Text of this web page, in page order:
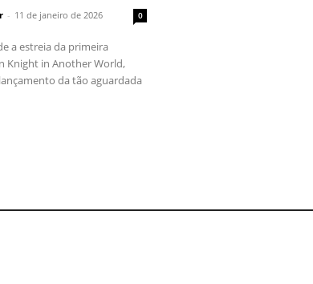
- 11 de janeiro de 2026 0
a estreia da primeira
Knight in Another World,
da tão aguardada